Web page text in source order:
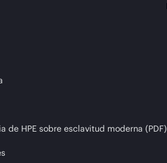
de HPE sobre esclavitud moderna (PDF)